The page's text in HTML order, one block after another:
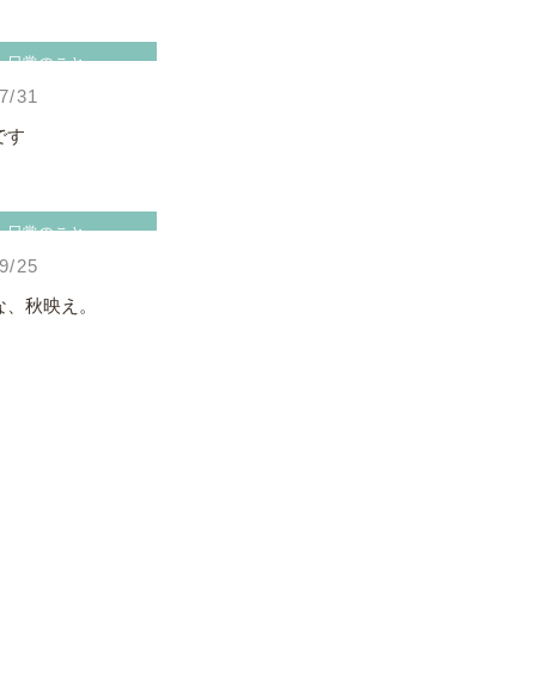
日常のこと
31
す
日常のこと
25
秋映え。